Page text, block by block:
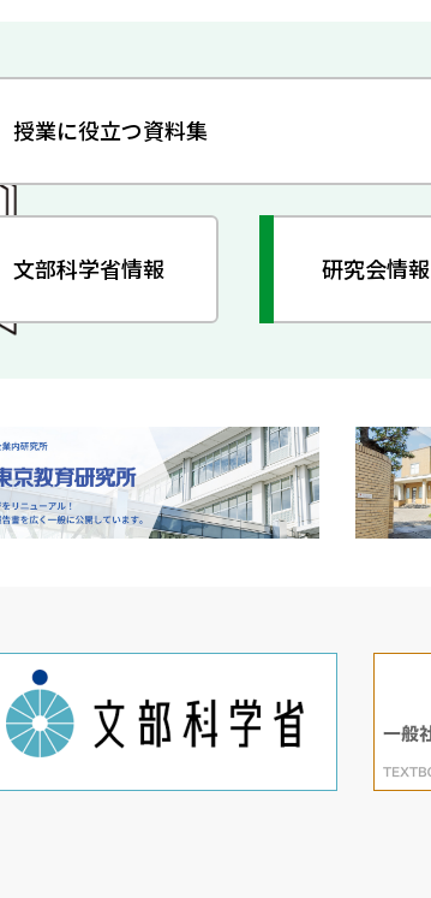
授業に役立つ資料集
文部科学省情報 研究会情報